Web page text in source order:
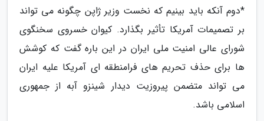
*دوم آنکه باید بینیم که نخست وزیر ژاپن چگونه می تواند
بر تصمیمات آمریکا تأثیر بگذارد. کیوان خسروی سخنگوی
شورای عالی امنیت ملی ایران در این باره گفت که کوشش
ها برای حذف تحریم های فرامنطقه ای آمریکا علیه ایران
می تواند متضمن پیروزیت دیدار شینزو آبه از جمهوری
اسلامی باشد.